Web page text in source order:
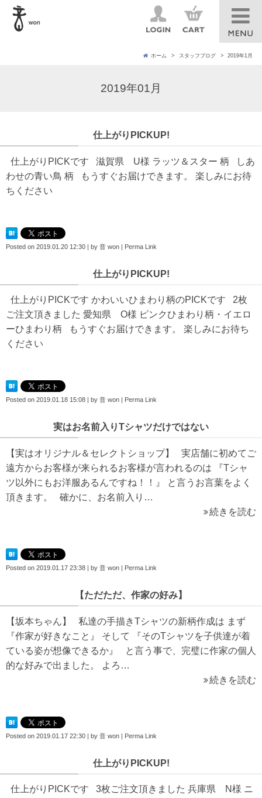
ホーム スタッフブログ 2019年1月
2019年01月
仕上がりPICKUP!
仕上がりPICKです 滋賀県 U様 ラッツ＆スター 柄 しあ
わせの青い鳥 柄 もうすぐお届けできます。 楽しみにお待
ちください
Posted on 2019.01.20 12:30 | by 音 won | Perma Link
仕上がりPICKUP!
仕上がりPICKです かわいいひまわり柄のPICKです 2枚
ご注文頂きました 愛知県 O様 ピンクひまわり柄・イエロ
ーひまわり柄 もうすぐお届けできます。 楽しみにお待ち
ください
Posted on 2019.01.18 15:08 by 音 won Perma Link
実はお名前入りTシャツだけではない
【実はオリジナル＆セレクトショップ】 実店舗に初めてご
遠方からお客様が来られるお客様が言われるのは 『Tシャ
ツ以外にもお洋服あるんですね！！』 と言うお言葉をよく
頂きます。 確かに、お名前入り…
続きを読む
Posted on 2019.01.17 23:38 | by 音 won | Perma Link
【ただただ、作家の好み】
【坂本ちゃん】 私達の手描きTシャツの新柄作成は まず
『作家が好きなこと』 そして 『そのTシャツを子供達が着
ている姿が想像できるか』 と言う事で、完璧に作家の個人
的な好みで出ました。 よろ…
続きを読む
Posted on 2019.01.17 22:30 | by 音 won | Perma Link
仕上がりPICKUP!
仕上がりPICKです 3枚ご注文頂きました 兵庫県 N様 ニ